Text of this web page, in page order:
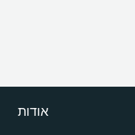
אודות